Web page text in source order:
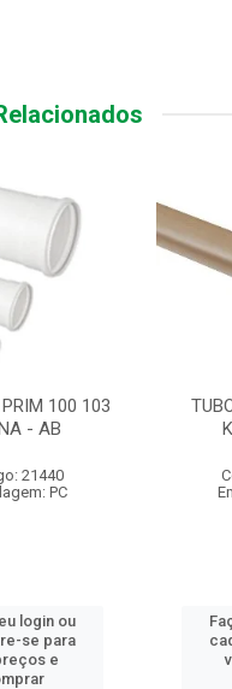
100 103
- AB
21440
PC
login ou
se para
e